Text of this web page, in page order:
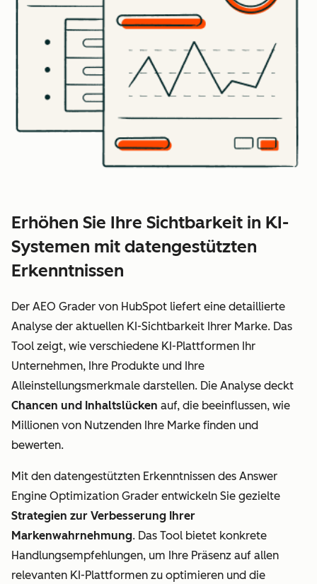
Erhöhen Sie Ihre Sichtbarkeit in KI-
Systemen mit datengestützten
Erkenntnissen
Der AEO Grader von HubSpot liefert eine detaillierte
Analyse der aktuellen KI-Sichtbarkeit Ihrer Marke. Das
Tool zeigt, wie verschiedene KI-Plattformen Ihr
Unternehmen, Ihre Produkte und Ihre
Alleinstellungsmerkmale darstellen. Die Analyse deckt
Chancen und Inhaltslücken auf, die beeinflussen, wie
Millionen von Nutzenden Ihre Marke finden und
bewerten.
Mit den datengestützten Erkenntnissen des Answer
Engine Optimization Grader entwickeln Sie gezielte
Strategien zur Verbesserung Ihrer
Markenwahrnehmung. Das Tool bietet konkrete
Handlungsempfehlungen, um Ihre Präsenz auf allen
relevanten KI-Plattformen zu optimieren und die